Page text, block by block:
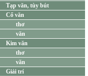
Tạp văn, tùy bút
Cổ văn
thơ
văn
Kim văn
thơ
văn
Giải trí